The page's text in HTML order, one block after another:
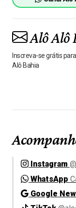
Alô Alô
Inscreva-se grátis
Alô Bahia
Instagram
WhatsApp
Google